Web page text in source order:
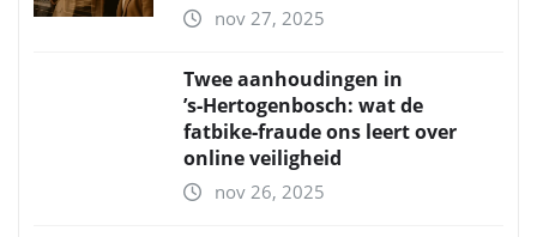
nov 27, 2025
Twee aanhoudingen in
’s‑Hertogenbosch: wat de
fatbike‑fraude ons leert over
online veiligheid
nov 26, 2025